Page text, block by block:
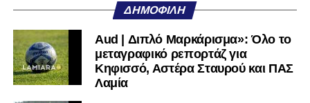
Αλτάνης, Βρέττας, Τσιάκας, Ντότης
ΠΑΣ Λαμία:
Λαζαρίνας, Λαμπίρης, Ορφανός, Κοκκίνης,
Παπαδάκος, Αντερέμι, Κάτανας, Βασίλας, Σκόνδρας Α.,
Μέτσε, Κακάμης
ΔΗΜΟΦΙΛΉ
Aud | Διπλό Μαρκάρισμα»: Όλο το
μεταγραφικό ρεπορτάζ για
Κηφισσό, Αστέρα Σταυρού και ΠΑΣ
Λαμία